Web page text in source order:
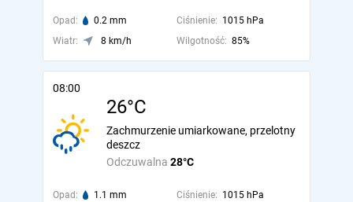
Opad: 0.2 mm Ciśnienie: 1015 hPa
Wiatr:
8 km/h Wilgotność: 85%
08:00
26°C
Odczuwalna 28°C
Zachmurzenie umiarkowane, przelotny
deszcz
Opad: 1.1 mm Ciśnienie: 1015 hPa